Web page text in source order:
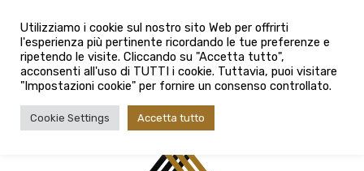
080 3759025
Città
Tipologia contratto
Tipologia contratto
Utilizziamo i cookie sul nostro sito Web per offrirti
l'esperienza più pertinente ricordando le tue preferenze e
ripetendo le visite. Cliccando su "Accetta tutto",
acconsenti all'uso di TUTTI i cookie. Tuttavia, puoi visitare
"Impostazioni cookie" per fornire un consenso controllato.
Cookie Settings Accetta tutto